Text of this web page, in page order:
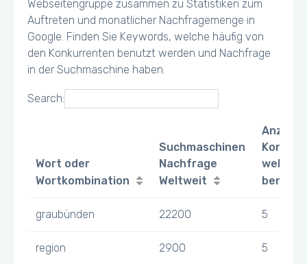
Webseitengruppe zusammen zu Statistiken zum
Auftreten und monatlicher Nachfragemenge in
Google. Finden Sie Keywords, welche häufig von
den Konkurrenten benutzt werden und Nachfrage
in der Suchmaschine haben.
Search:
Wort oder
Wortkombination
Suchmaschinen
Nachfrage
Weltweit
Anzahl
welche
graubünden 22200 5
region 2900 5